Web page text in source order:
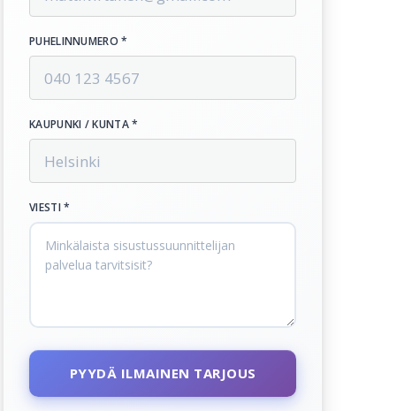
PUHELINNUMERO *
KAUPUNKI / KUNTA *
VIESTI *
PYYDÄ ILMAINEN TARJOUS